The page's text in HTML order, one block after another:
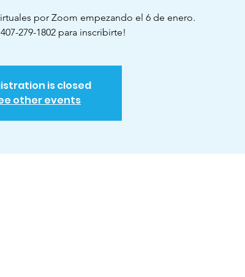
por Zoom empezando el 6 de enero.
279-1802 para inscribirte!
is closed
other events